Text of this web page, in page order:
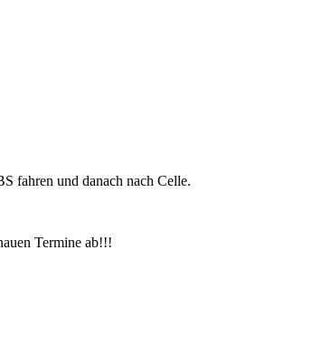
fahren und danach nach Celle.
Termine ab!!!